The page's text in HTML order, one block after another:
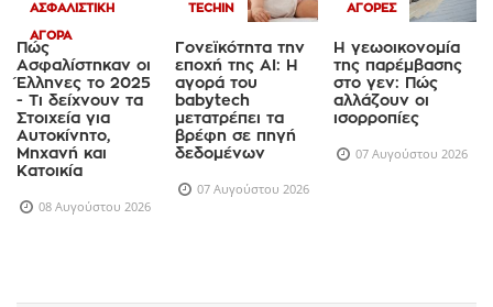
ΑΣΦΑΛΙΣΤΙΚΉ
ΑΓΟΡΆ
Πώς
Ασφαλίστηκαν οι
Έλληνες το 2025
- Τι δείχνουν τα
Στοιχεία για
Αυτοκίνητο,
Μηχανή και
Κατοικία
08 Αυγούστου 2026
TECHIN
Γονεϊκότητα την
εποχή της AI: Η
αγορά του
babytech
μετατρέπει τα
βρέφη σε πηγή
δεδομένων
07 Αυγούστου 2026
ΑΓΟΡΈΣ
Η γεωοικονομία
της παρέμβασης
στο γεν: Πώς
αλλάζουν οι
ισορροπίες
07 Αυγούστου 2026